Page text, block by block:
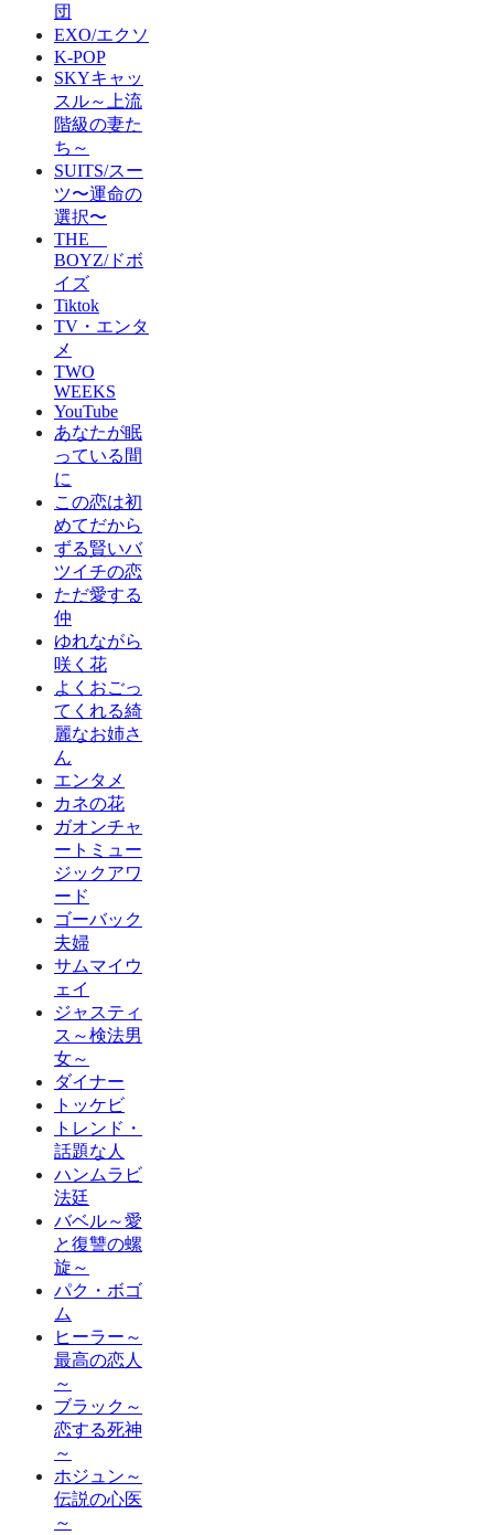
団
EXO/エクソ
K-POP
SKYキャッ
スル～上流
階級の妻た
ち～
SUITS/スー
ツ〜運命の
選択〜
THE
BOYZ/ドボ
イズ
Tiktok
TV・エンタ
メ
TWO
WEEKS
YouTube
あなたが眠
っている間
に
この恋は初
めてだから
ずる賢いバ
ツイチの恋
ただ愛する
仲
ゆれながら
咲く花
よくおごっ
てくれる綺
麗なお姉さ
ん
エンタメ
カネの花
ガオンチャ
ートミュー
ジックアワ
ード
ゴーバック
夫婦
サムマイウ
ェイ
ジャスティ
ス～検法男
女～
ダイナー
トッケビ
トレンド・
話題な人
ハンムラビ
法廷
バベル～愛
と復讐の螺
旋～
パク・ボゴ
ム
ヒーラー～
最高の恋人
～
ブラック～
恋する死神
～
ホジュン～
伝説の心医
～